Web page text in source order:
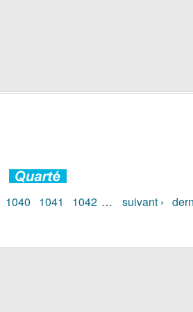
1040 1041 1042 … suivant ›